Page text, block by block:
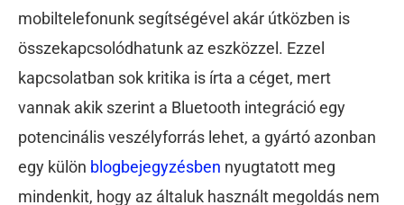
mobiltelefonunk segítségével akár útközben is
összekapcsolódhatunk az eszközzel. Ezzel
kapcsolatban sok kritika is írta a céget, mert
vannak akik szerint a Bluetooth integráció egy
potencinális veszélyforrás lehet, a gyártó azonban
egy külön blogbejegyzésben nyugtatott meg
mindenkit, hogy az általuk használt megoldás nem